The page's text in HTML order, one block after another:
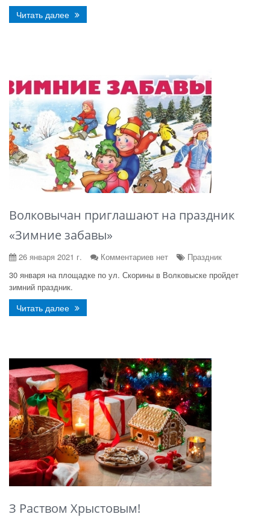
Читать далее
Волковычан приглашают на праздник
«Зимние забавы»
26 января 2021 г. Комментариев нет
Праздник
30 января на площадке по ул. Скорины в Волковыске пройдет
зимний праздник.
Читать далее
З Раством Хрыстовым!